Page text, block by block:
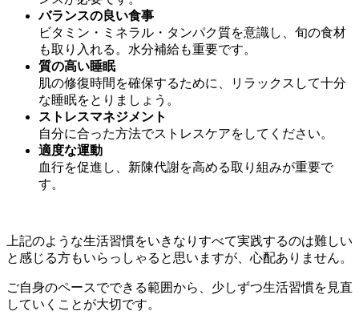
バランスの良い食事
ビタミン・ミネラル・タンパク質を意識し、旬の食材
も取り入れる。水分補給も重要です。
質の高い睡眠
肌の修復時間を確保するために、リラックスして十分
な睡眠をとりましょう。
ストレスマネジメント
自分に合った方法でストレスケアをしてください。
適度な運動
血行を促進し、新陳代謝を高める取り組みが重要で
す。
上記のような生活習慣をいきなりすべて実践するのは難しい
と感じる方もいらっしゃると思いますが、心配ありません。
ご自身のペースでできる範囲から、少しずつ生活習慣を見直
していくことが大切です。